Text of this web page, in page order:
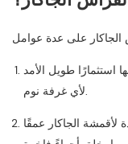
استثمارًا طويل الأمد
لأي غرفة نوم.
لأقمشة الجاكار عمقًا